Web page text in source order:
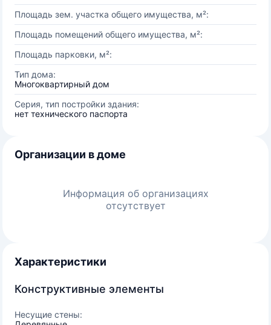
Площадь зем. участка общего имущества, м²:
Площадь помещений общего имущества, м²:
Площадь парковки, м²:
Тип дома:
Многоквартирный дом
Серия, тип постройки здания:
нет технического паспорта
Организации в доме
Информация об организациях
отсутствует
Характеристики
Конструктивные элементы
Несущие стены: